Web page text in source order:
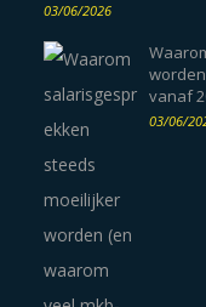
03/06/2026
vanaf
03/06/